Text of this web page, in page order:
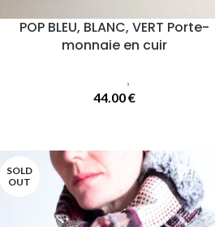
POP BLEU, BLANC, VERT Porte-
monnaie en cuir
,
44.00€
SOLD
OUT